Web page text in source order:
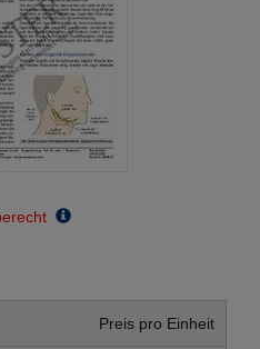
Preis pro Einheit